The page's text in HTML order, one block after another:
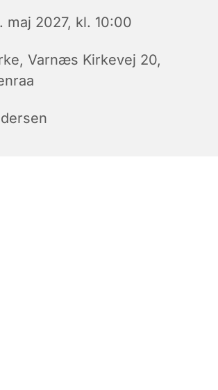
maj 2027, kl. 10:00
Varnæs Kirkevej 20,